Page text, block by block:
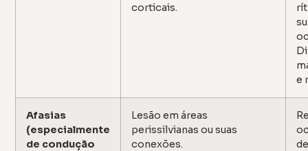
corticais.
e
Afasias
(especialmente
de condução
Lesão em áreas
perissilvianas ou suas
conexões.